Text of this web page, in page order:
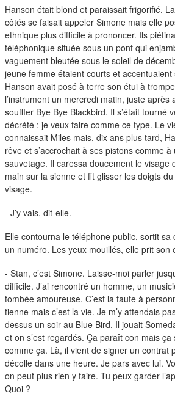
Hanson était blond et paraissait frigorifié.
côtés se faisait appeler Simone mais elle
ethnique plus difficile à prononcer. Ils
téléphonique située sous un pont qui
vaguement bleutée sous le soleil de
jeune femme étaient courts et
Hanson avait posé à terre son étui à
l’instrument un mercredi matin, juste après
souffler Bye Bye Blackbird. Il s’était tourné
décrété : je veux faire comme ce type. Le
connaissait Miles mais, dix ans plus tard,
rêve et s’accrochait à ses pistons comme
sauvetage. Il caressa doucement le visage
main sur la sienne et fit glisser les doigts
visage.
- J’y vais, dit-elle.
Elle contourna le téléphone public, sortit sa
un numéro. Les yeux mouillés, elle prit son
- Stan, c’est Simone. Laisse-moi parler
difficile. J’ai rencontré un homme, un
tombée amoureuse. C’est la faute à
tienne mais c’est la vie. Je m’y attendais
dessus un soir au Blue Bird. Il jouait
et on s’est regardés. Ça paraît con mais ça
comme ça. Là, il vient de signer un contrat
décolle dans une heure. Je pars avec lui.
on peut plus rien y faire. Tu peux garder
Quoi ?